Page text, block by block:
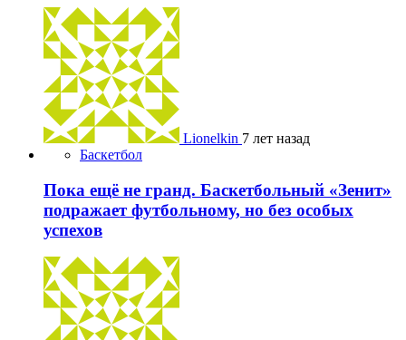
Lionelkin 7 лет назад
Баскетбол
Пока ещё не гранд. Баскетбольный «Зенит»
подражает футбольному, но без особых
успехов